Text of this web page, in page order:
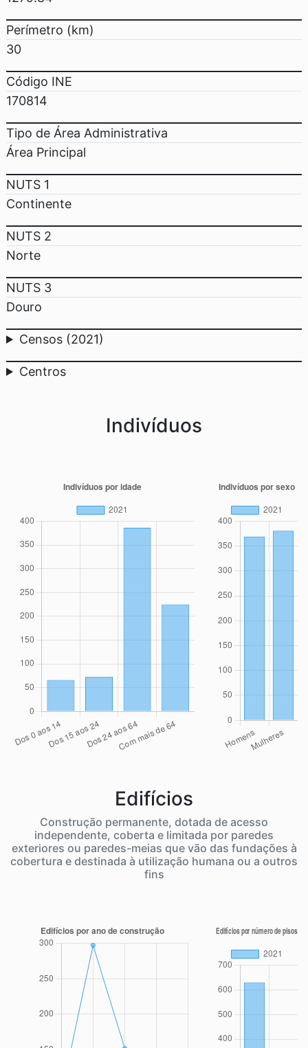
Perímetro (km)
30
Código INE
170814
Tipo de Área Administrativa
Área Principal
NUTS 1
Continente
NUTS 2
Norte
NUTS 3
Douro
Censos (2021)
Centros
Indivíduos
Edifícios
Construção permanente, dotada de acesso
independente, coberta e limitada por paredes
exteriores ou paredes-meias que vão das fundações à
cobertura e destinada à utilização humana ou a outros
fins